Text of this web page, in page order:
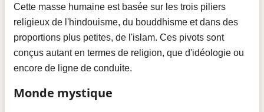
Cette masse humaine est basée sur les trois piliers
religieux de l'hindouisme, du bouddhisme et dans des
proportions plus petites, de l'islam. Ces pivots sont
conçus autant en termes de religion, que d'idéologie ou
encore de ligne de conduite.
Monde mystique